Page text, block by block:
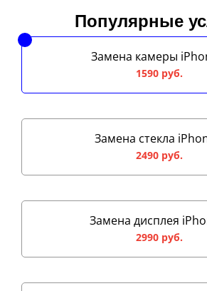
Популярные
Замена камеры
1590 руб.
Замена стекла
2490 руб.
Замена дисплея
2990 руб.